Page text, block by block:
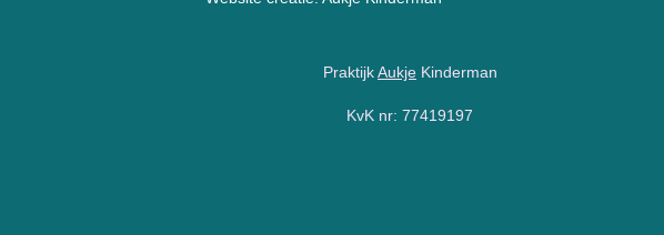
g
a
PraktijkAukjeKinderman
KvK nr: 77419197